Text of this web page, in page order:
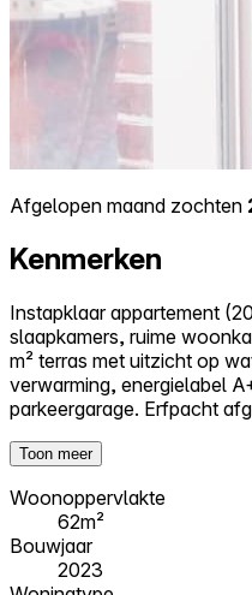
Afgelopen maand zochten
Kenmerken
Instapklaar appartement
slaapkamers, ruime
m² terras met uitzicht op
verwarming, energielabel
parkeergarage. Erfpacht
Toon meer
Woonoppervlakte
62m²
Bouwjaar
2023